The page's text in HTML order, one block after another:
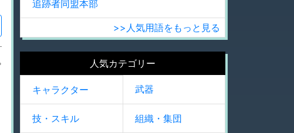
追跡者同盟本部
>>人気用語をもっと見る
人気カテゴリー
キャラクター 武器
技・スキル 組織・集団